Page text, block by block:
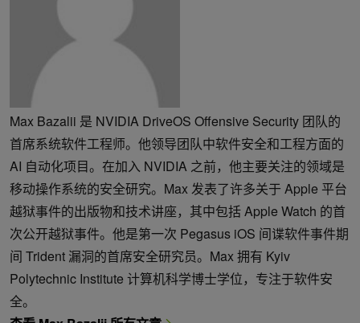
Max Bazalii 是 NVIDIA DriveOS Offensive Security 团队的
首席系统软件工程师。他领导团队中软件安全和工程方面的
AI 自动化项目。在加入 NVIDIA 之前，他主要关注的领域是
移动操作系统的安全研究。Max 发表了许多关于 Apple 平台
越狱事件的出版物和技术讲座，其中包括 Apple Watch 的首
次公开越狱事件。他是第一次 Pegasus iOS 间谍软件事件期
间 Trident 漏洞的首席安全研究员。Max 拥有 Kyiv
Polytechnic Institute 计算机科学博士学位，专注于软件安
全。